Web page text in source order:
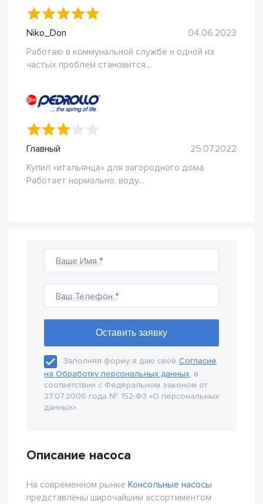
Niko_Don
04.06.2023
Работаю в коммунальной службе и одной из
частых проблем становится...
Главный
25.07.2022
Купил «итальянца» для загородного дома.
Работает нормально, воду...
Ваше Имя
Ваш Телефон
Заполняя форму я даю своё Согласие
на Обработку персональных данных, в
соответствии с Федеральном законом от
27.07.2006 года № 152-Ф3 «О персональных
данных».
Описание насоса
На современном рынке Консольные насосы
представлены широчайшим ассортиментом